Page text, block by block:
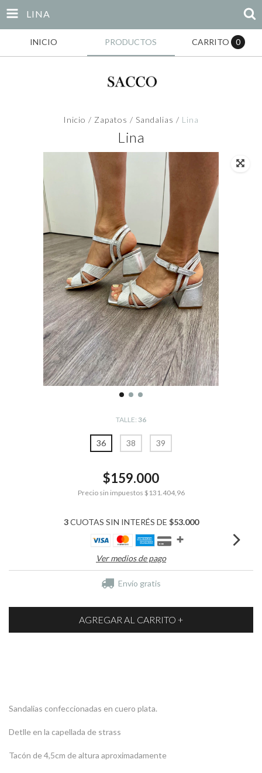
LINA
INICIO PRODUCTOS CARRITO 0
Inicio / Zapatos / Sandalias / Lina
Lina
TALLE: 36
36 38 39
$159.000
Precio sin impuestos $131.404,96
3CUOTAS SIN INTERÉS DE $53.000
Ver medios de pago
Envío gratis
Sandalias confeccionadas en cuero plata.
Detlle en la capellada de strass
Tacón de 4,5cm de altura aproximadamente